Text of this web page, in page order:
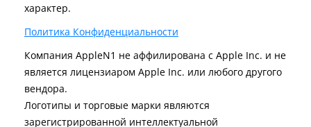
характер.
Политика Конфиденциальности
Компания AppleN1 не аффилирована c Apple Inc. и не
является лицензиаром Apple Inc. или любого другого
вендора.
Логотипы и торговые марки являются
зарегистрированной интеллектуальной